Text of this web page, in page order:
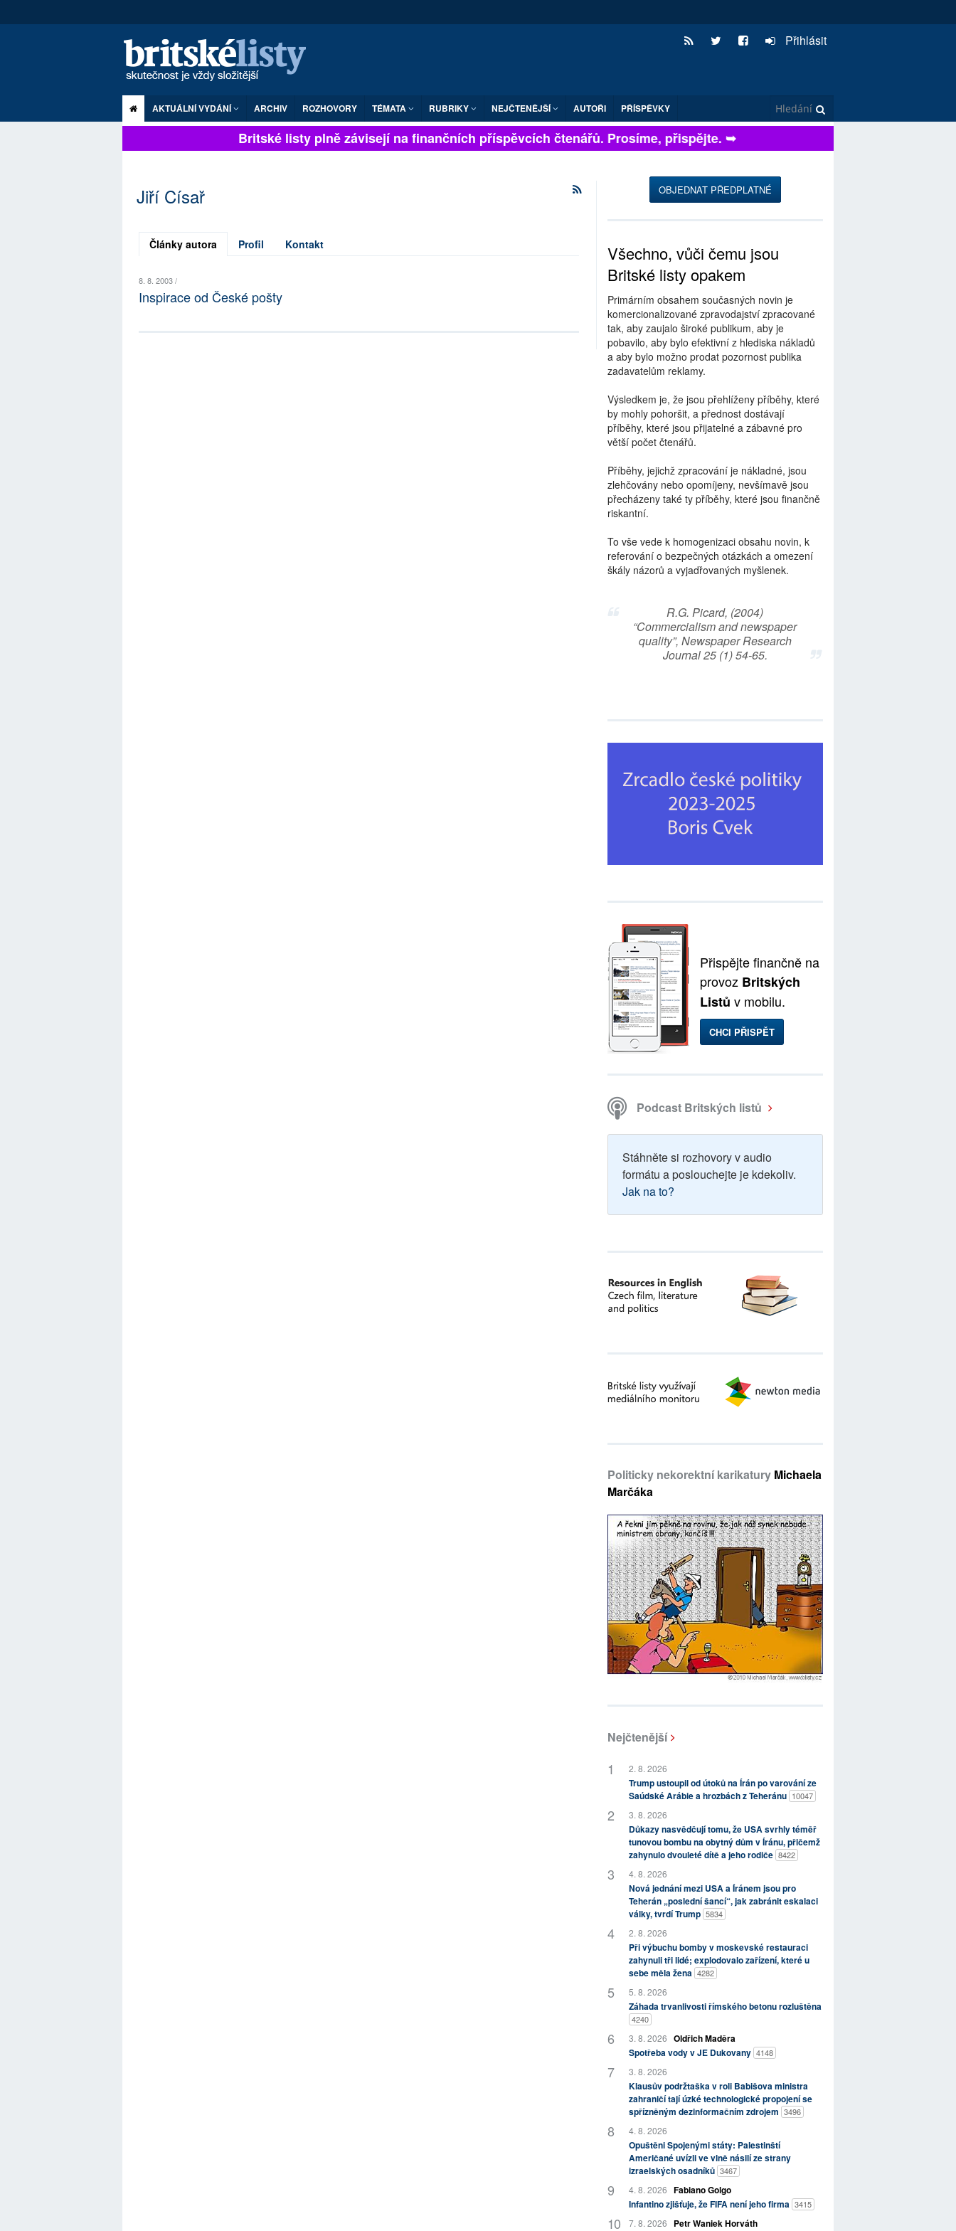
Přihlásit
AKTUÁLNÍ VYDÁNÍ ARCHIV ROZHOVORY TÉMATA RUBRIKY NEJČTENĚJŠÍ AUTOŘI PŘÍSPĚVKY
Britské listy plně závisejí na finančních příspěvcích čtenářů. Prosíme, přispějte. ➥
Jiří Císař
Články autora Profil Kontakt
8. 8. 2003 /
Inspirace od České pošty
OBJEDNAT PŘEDPLATNÉ
Všechno, vůči čemu jsou
Britské listy opakem
Primárním obsahem současných novin je
komercionalizované zpravodajství zpracované
tak, aby zaujalo široké publikum, aby je
pobavilo, aby bylo efektivní z hlediska nákladů
a aby bylo možno prodat pozornost publika
zadavatelům reklamy.
Výsledkem je, že jsou přehlíženy příběhy, které
by mohly pohoršit, a přednost dostávají
příběhy, které jsou přijatelné a zábavné pro
větší počet čtenářů.
Příběhy, jejichž zpracování je nákladné, jsou
zlehčovány nebo opomíjeny, nevšímavě jsou
přecházeny také ty příběhy, které jsou finančně
riskantní.
To vše vede k homogenizaci obsahu novin, k
referování o bezpečných otázkách a omezení
škály názorů a vyjadřovaných myšlenek.
R.G. Picard, (2004)
“Commercialism and newspaper
quality”, Newspaper Research
Journal 25 (1) 54-65.
Přispějte finančně na
provoz Britských
Listů v mobilu.
CHCI PŘISPĚT
Podcast Britských listů
Stáhněte si rozhovory v audio
formátu a poslouchejte je kdekoliv.
Jak na to?
Politicky nekorektní karikatury Michaela
Marčáka
Nejčtenější
2. 8. 2026
Trump ustoupil od útoků na Írán po varování ze
Saúdské Arábie a hrozbách z Teheránu 10047
3. 8. 2026
Důkazy nasvědčují tomu, že USA svrhly téměř
tunovou bombu na obytný dům v Íránu, přičemž
zahynulo dvouleté dítě a jeho rodiče 8422
4. 8. 2026
Nová jednání mezi USA a Íránem jsou pro
Teherán „poslední šancí“, jak zabránit eskalaci
války, tvrdí Trump 5834
2. 8. 2026
Při výbuchu bomby v moskevské restauraci
zahynuli tři lidé; explodovalo zařízení, které u
sebe měla žena 4282
5. 8. 2026
Záhada trvanlivosti římského betonu rozluštěna
4240
3. 8. 2026 Oldřich Maděra
Spotřeba vody v JE Dukovany 4148
3. 8. 2026
Klausův podržtaška v roli Babišova ministra
zahraničí tají úzké technologické propojení se
spřízněným dezinformačním zdrojem 3496
4. 8. 2026
Opuštěni Spojenými státy: Palestinští
Američané uvízli ve vlně násilí ze strany
izraelských osadníků 3467
4. 8. 2026 Fabiano Golgo
Infantino zjišťuje, že FIFA není jeho firma 3415
7. 8. 2026
Petr Waniek Horváth